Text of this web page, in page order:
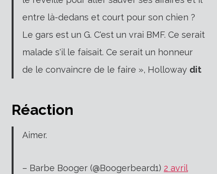
entre là-dedans et court pour son chien ?
Le gars est un G. C'est un vrai BMF. Ce serait
malade s'il le faisait. Ce serait un honneur
de le convaincre de le faire », Holloway dit
Réaction
Aimer.
– Barbe Booger (@Boogerbeard1) 2 avril